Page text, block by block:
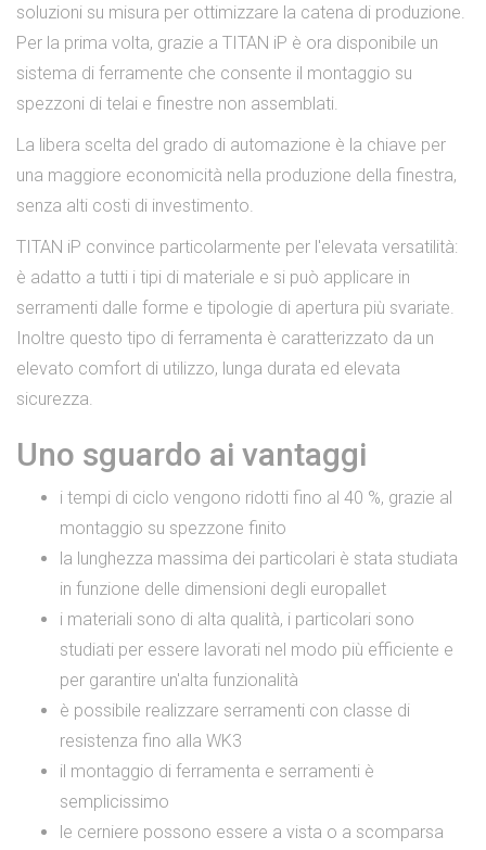
soluzioni su misura per ottimizzare la catena di produzione.
Per la prima volta, grazie a TITAN iP è ora disponibile un
sistema di ferramente che consente il montaggio su
spezzoni di telai e finestre non assemblati.
La libera scelta del grado di automazione è la chiave per
una maggiore economicità nella produzione della finestra,
senza alti costi di investimento.
TITAN iP convince particolarmente per l'elevata versatilità:
è adatto a tutti i tipi di materiale e si può applicare in
serramenti dalle forme e tipologie di apertura più svariate.
Inoltre questo tipo di ferramenta è caratterizzato da un
elevato comfort di utilizzo, lunga durata ed elevata
sicurezza.
Uno sguardo ai vantaggi
i tempi di ciclo vengono ridotti fino al 40 %, grazie al
montaggio su spezzone finito
la lunghezza massima dei particolari è stata studiata
in funzione delle dimensioni degli europallet
i materiali sono di alta qualità, i particolari sono
studiati per essere lavorati nel modo più efficiente e
per garantire un'alta funzionalità
è possibile realizzare serramenti con classe di
resistenza fino alla WK3
il montaggio di ferramenta e serramenti è
semplicissimo
le cerniere possono essere a vista o a scomparsa